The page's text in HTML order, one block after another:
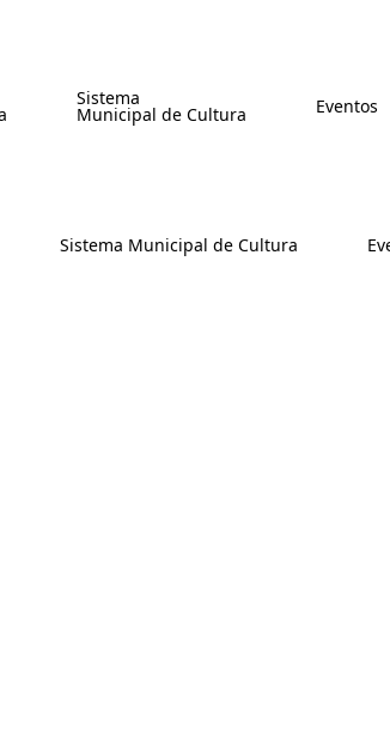
Sistema
Municipal de Cultura Eventos
Sistema Municipal de Cultura